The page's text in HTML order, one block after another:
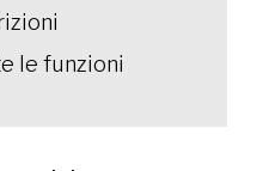
le funzioni